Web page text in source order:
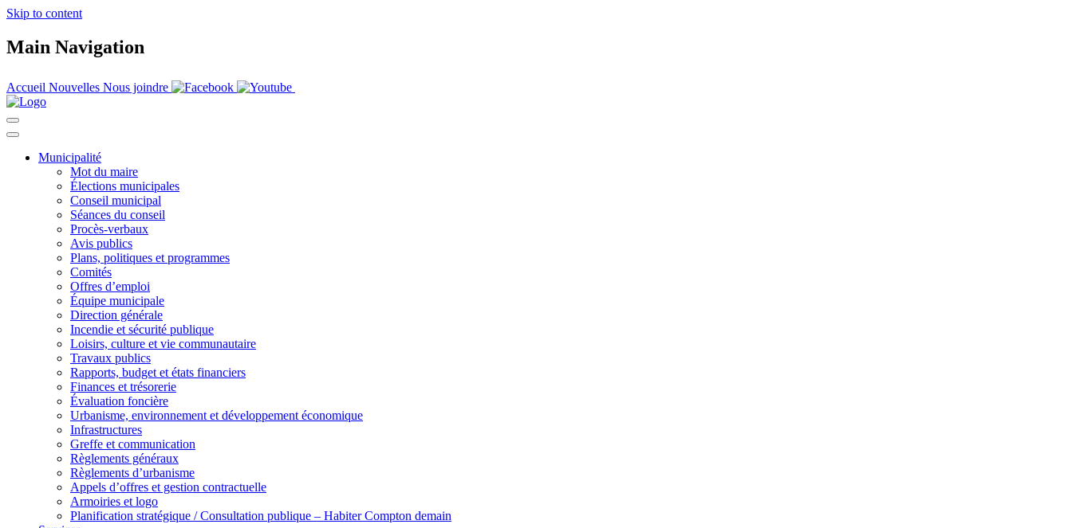
Skip to content
Main Navigation
Accueil Nouvelles Nous joindre
Municipalité
Mot du maire
Élections municipales
Conseil municipal
Séances du conseil
Procès-verbaux
Avis publics
Plans, politiques et programmes
Comités
Offres d’emploi
Équipe municipale
Direction générale
Incendie et sécurité publique
Loisirs, culture et vie communautaire
Travaux publics
Rapports, budget et états financiers
Finances et trésorerie
Évaluation foncière
Urbanisme, environnement et développement économique
Infrastructures
Greffe et communication
Règlements généraux
Règlements d’urbanisme
Appels d’offres et gestion contractuelle
Armoiries et logo
Planification stratégique / Consultation publique – Habiter Compton demain